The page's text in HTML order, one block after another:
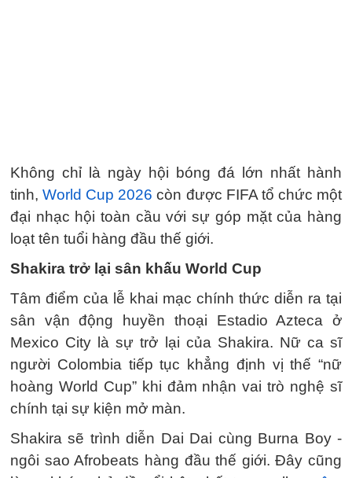
Không chỉ là ngày hội bóng đá lớn nhất hành
tinh,World Cup 2026 còn được FIFA tổ chức một
đại nhạc hội toàn cầu với sự góp mặt của hàng
loạt tên tuổi hàng đầu thế giới.
Shakira trở lại sân khấu World Cup
Tâm điểm của lễ khai mạc chính thức diễn ra tại
sân vận động huyền thoại Estadio Azteca ở
Mexico City là sự trở lại của Shakira. Nữ ca sĩ
người Colombia tiếp tục khẳng định vị thế “nữ
hoàng World Cup” khi đảm nhận vai trò nghệ sĩ
chính tại sự kiện mở màn.
Shakira sẽ trình diễn Dai Dai cùng Burna Boy -
ngôi sao Afrobeats hàng đầu thế giới. Đây cũng